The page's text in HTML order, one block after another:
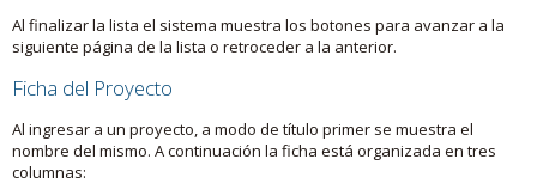
Al finalizar la lista el sistema muestra los botones para avanzar a la
siguiente página de la lista o retroceder a la anterior.
Ficha del Proyecto
Al ingresar a un proyecto, a modo de título primer se muestra el
nombre del mismo. A continuación la ficha está organizada en tres
columnas: